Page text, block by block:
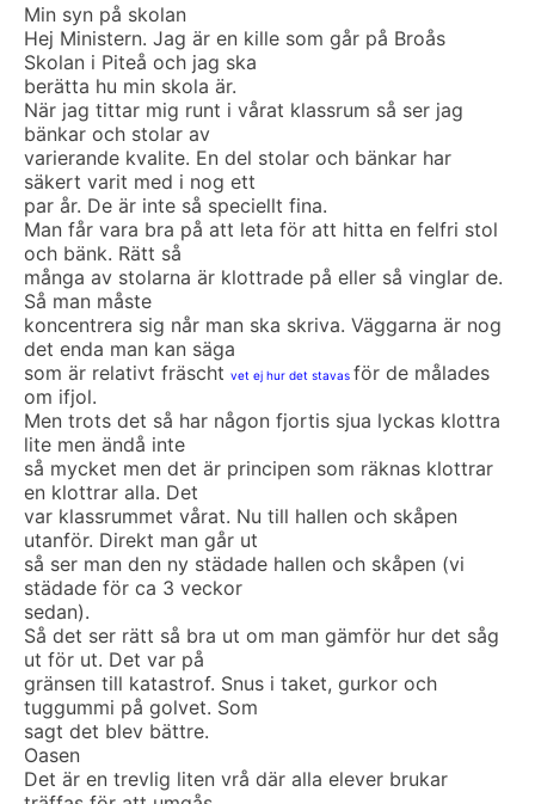
Min syn på skolan
Hej Ministern. Jag är en kille som går på Broås
Skolan i Piteå och jag ska
berätta hu min skola är.
När jag tittar mig runt i vårat klassrum så ser jag
bänkar och stolar av
varierande kvalite. En del stolar och bänkar har
säkert varit med i nog ett
par år. De är inte så speciellt fina.
Man får vara bra på att leta för att hitta en felfri stol
och bänk. Rätt så
många av stolarna är klottrade på eller så vinglar de.
Så man måste
koncentrera sig når man ska skriva. Väggarna är nog
det enda man kan säga
som är relativt fräscht vet ej hur det stavas för de målades
om ifjol.
Men trots det så har någon fjortis sjua lyckas klottra
lite men ändå inte
så mycket men det är principen som räknas klottrar
en klottrar alla. Det
var klassrummet vårat. Nu till hallen och skåpen
utanför. Direkt man går ut
så ser man den ny städade hallen och skåpen (vi
städade för ca 3 veckor
sedan).
Så det ser rätt så bra ut om man gämför hur det såg
ut för ut. Det var på
gränsen till katastrof. Snus i taket, gurkor och
tuggummi på golvet. Som
sagt det blev bättre.
Oasen
Det är en trevlig liten vrå där alla elever brukar